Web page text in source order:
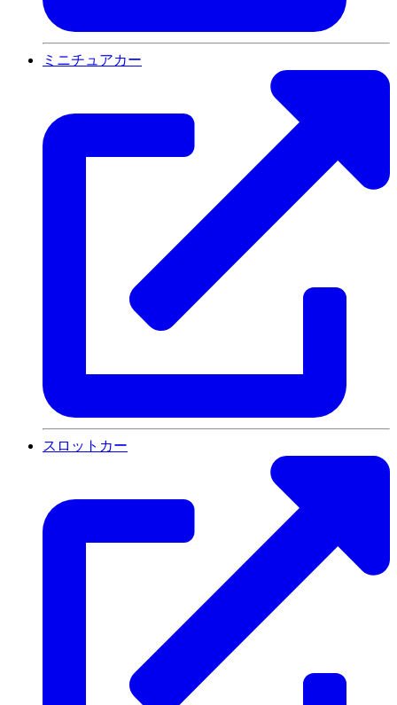
ミニチュアカー
スロットカー